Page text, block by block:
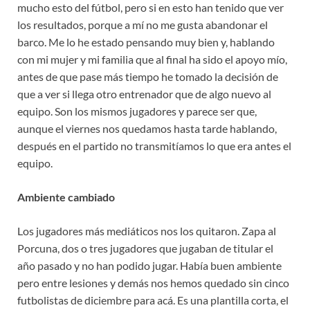
mucho esto del fútbol, pero si en esto han tenido que ver
los resultados, porque a mí no me gusta abandonar el
barco. Me lo he estado pensando muy bien y, hablando
con mi mujer y mi familia que al final ha sido el apoyo mío,
antes de que pase más tiempo he tomado la decisión de
que a ver si llega otro entrenador que de algo nuevo al
equipo. Son los mismos jugadores y parece ser que,
aunque el viernes nos quedamos hasta tarde hablando,
después en el partido no transmitíamos lo que era antes el
equipo.
Ambiente cambiado
Los jugadores más mediáticos nos los quitaron. Zapa al
Porcuna, dos o tres jugadores que jugaban de titular el
año pasado y no han podido jugar. Había buen ambiente
pero entre lesiones y demás nos hemos quedado sin cinco
futbolistas de diciembre para acá. Es una plantilla corta, el